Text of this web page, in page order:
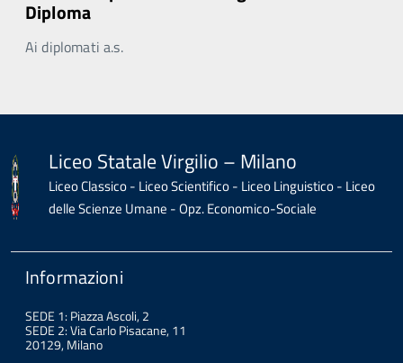
Diploma
Ai diplomati a.s.
Liceo Statale Virgilio – Milano
Liceo Classico - Liceo Scientifico - Liceo Linguistico - Liceo
delle Scienze Umane - Opz. Economico-Sociale
Informazioni
SEDE 1: Piazza Ascoli, 2
SEDE 2: Via Carlo Pisacane, 11
20129, Milano